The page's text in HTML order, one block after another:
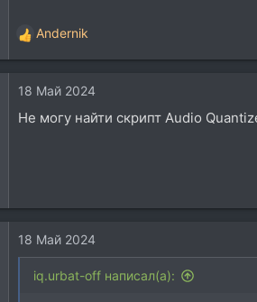
Р
е
к
и
Andernik
18 Май 2024
Не могу найти скрипт Audio
18 Май 2024
iq.urbat-off написал(а):